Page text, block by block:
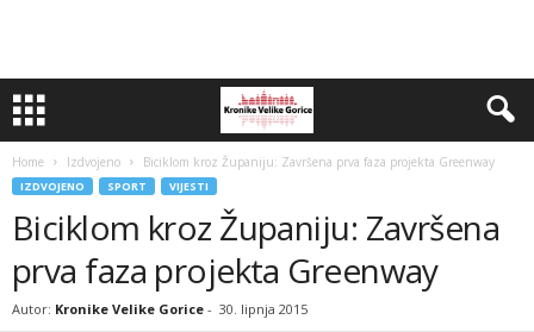
Home Izdvojeno Biciklom kroz Županiju: Završena prva faza projekta Greenway
IZDVOJENO SPORT VIJESTI
Biciklom kroz Županiju: Završena
prva faza projekta Greenway
Autor: Kronike Velike Gorice - 30. lipnja 2015